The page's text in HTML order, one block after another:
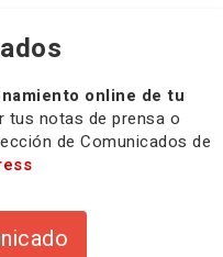
online de tu
tus notas de prensa o
de Comunicados de